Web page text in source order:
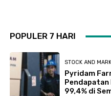
POPULER 7 HARI
STOCK AND
Pyridam
Pendapatan
99,4% di